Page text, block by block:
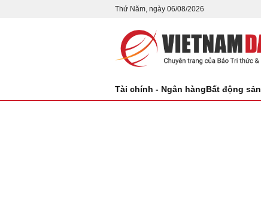
Thứ Năm, ngày 06/08/2026
Tài chính - Ngân hàngBất động sản